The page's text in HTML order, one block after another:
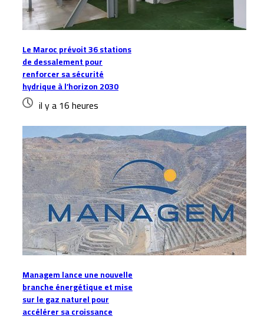
Le Maroc prévoit 36 stations
de dessalement pour
renforcer sa sécurité
hydrique à l’horizon 2030
il y a 16 heures
Managem lance une nouvelle
branche énergétique et mise
sur le gaz naturel pour
accélérer sa croissance